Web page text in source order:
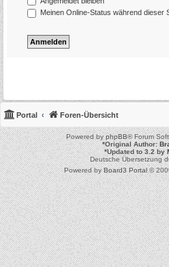
Meinen Online-Status während dieser
Portal Foren-Übersicht
Powered byphpBB® Forum
*Original Author:
*Updated to 3.2 by
Deutsche Übersetzung
Powered byBoard3 Portal©